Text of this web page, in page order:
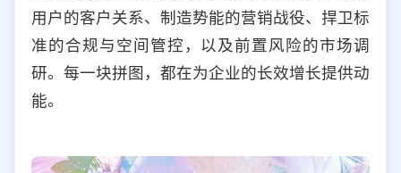
用户的客户关系、制造势能的营销战役、捍卫标
准的合规与空间管控，以及前置风险的市场调
研。每一块拼图，都在为企业的长效增长提供动
能。